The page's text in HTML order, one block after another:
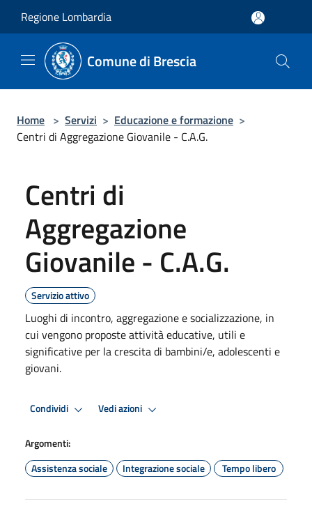
Regione Lombardia
Comune di Brescia
Home > Servizi > Educazione e formazione >
Centri di Aggregazione Giovanile - C.A.G.
Centri di
Aggregazione
Giovanile - C.A.G.
Servizio attivo
Luoghi di incontro, aggregazione e socializzazione, in
cui vengono proposte attività educative, utili e
significative per la crescita di bambini/e, adolescenti e
giovani.
Condividi Vedi azioni
Argomenti:
Assistenza sociale
Integrazione sociale Tempo libero